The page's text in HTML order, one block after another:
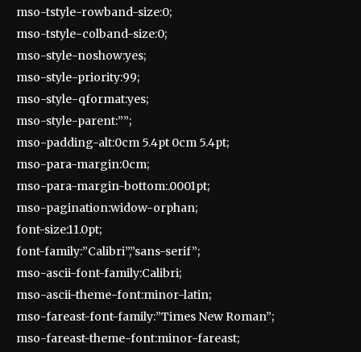
mso-tstyle-rowband-size:0;
mso-tstyle-colband-size:0;
mso-style-noshow:yes;
mso-style-priority:99;
mso-style-qformat:yes;
mso-style-parent:””;
mso-padding-alt:0cm 5.4pt 0cm 5.4pt;
mso-para-margin:0cm;
mso-para-margin-bottom:.0001pt;
mso-pagination:widow-orphan;
font-size:11.0pt;
font-family:”Calibri”,”sans-serif”;
mso-ascii-font-family:Calibri;
mso-ascii-theme-font:minor-latin;
mso-fareast-font-family:”Times New Roman”;
mso-fareast-theme-font:minor-fareast;